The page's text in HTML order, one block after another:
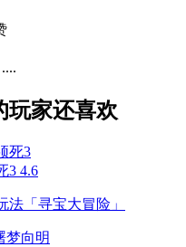
玩家还喜欢
3 4.6
法「寻宝大冒险」